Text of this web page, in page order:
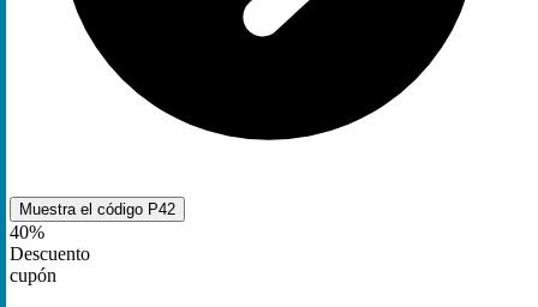
Muestra el código P42
40%
Descuento
cupón